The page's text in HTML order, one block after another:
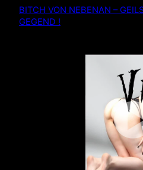
BITCH VON NEBENAN –
GEGEND !